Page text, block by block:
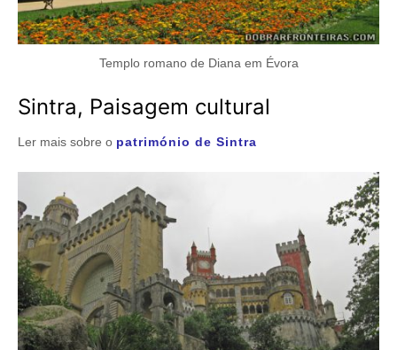
Templo romano de Diana em Évora
Sintra, Paisagem cultural
Ler mais sobre o património de Sintra